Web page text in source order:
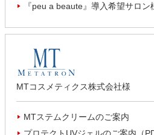
『peu a beaute』導入希望サロ
MTコスメティクス株式会社様
MTステムクリームのご案内
プロテクトUVジェルのご案内（